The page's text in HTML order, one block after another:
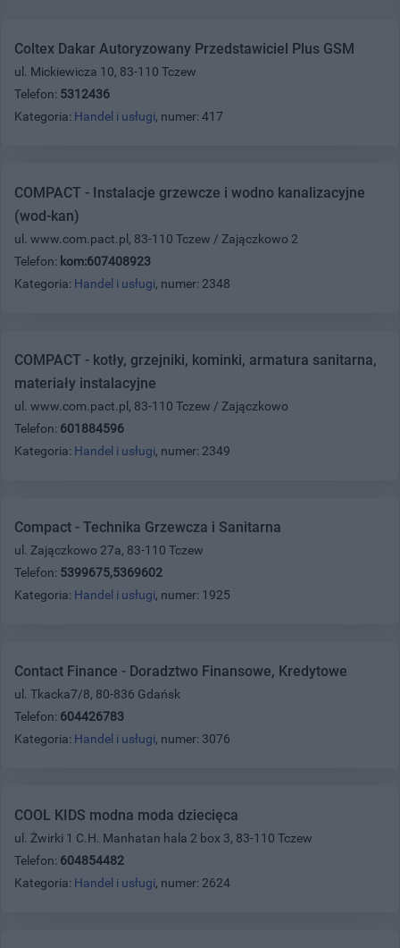
Coltex Dakar Autoryzowany Przedstawiciel Plus GSM
ul. Mickiewicza 10, 83-110 Tczew
Telefon: 5312436
Kategoria: Handel i usługi, numer: 417
COMPACT - Instalacje grzewcze i wodno kanalizacyjne
(wod-kan)
ul. www.com.pact.pl, 83-110 Tczew / Zajączkowo 2
Telefon: kom:607408923
Kategoria: Handel i usługi, numer: 2348
COMPACT - kotły, grzejniki, kominki, armatura sanitarna,
materiały instalacyjne
ul. www.com.pact.pl, 83-110 Tczew / Zajączkowo
Telefon: 601884596
Kategoria: Handel i usługi, numer: 2349
Compact - Technika Grzewcza i Sanitarna
ul. Zajączkowo 27a, 83-110 Tczew
Telefon: 5399675,5369602
Kategoria: Handel i usługi, numer: 1925
Contact Finance - Doradztwo Finansowe, Kredytowe
ul. Tkacka7/8, 80-836 Gdańsk
Telefon: 604426783
Kategoria: Handel i usługi, numer: 3076
COOL KIDS modna moda dziecięca
ul. Żwirki 1 C.H. Manhatan hala 2 box 3, 83-110 Tczew
Telefon: 604854482
Kategoria: Handel i usługi, numer: 2624